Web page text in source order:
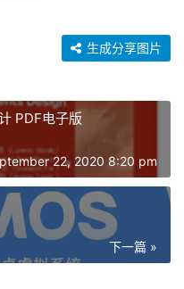
生成分享图片
PDF电子版
22, 2020 8:20 pm
下一篇 »